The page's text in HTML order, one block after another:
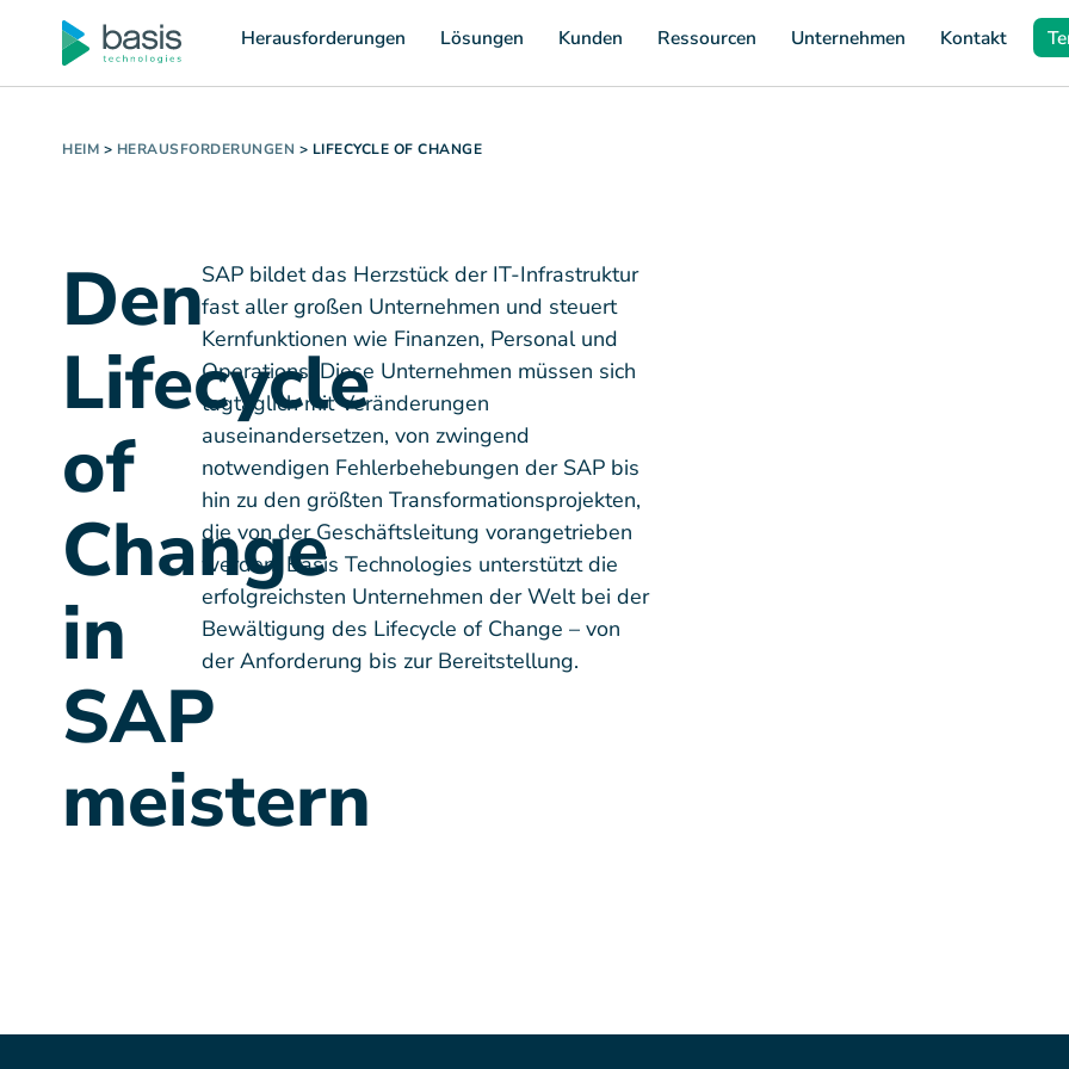
Herausforderungen Lösungen Kunden Ressourcen Unternehmen Kontakt
HEIM > HERAUSFORDERUNGEN > LIFECYCLE OF CHANGE
Den
Lifecycle
of
Change
in
SAP
meistern
SAP bildet das Herzstück der IT-Infrastruktur
fast aller großen Unternehmen und steuert
Kernfunktionen wie Finanzen, Personal und
Operations. Diese Unternehmen müssen sich
tagtäglich mit Veränderungen
auseinandersetzen, von zwingend
notwendigen Fehlerbehebungen der SAP bis
hin zu den größten Transformationsprojekten,
die von der Geschäftsleitung vorangetrieben
werden. Basis Technologies unterstützt die
erfolgreichsten Unternehmen der Welt bei der
Bewältigung des Lifecycle of Change – von
der Anforderung bis zur Bereitstellung.